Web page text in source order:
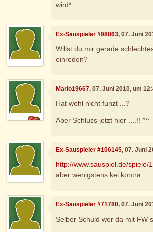
wird*
Ex-Sauspieler #98863, 07. Juni
Willst du mir gerade
einreden?
Mario19667, 07. Juni 2010, um
Hat wohl nicht funzt ...?
Aber Schluss jetzt hier ....!! ^^
Ex-Sauspieler #106145, 07. Juni
http://www.sauspiel.de/spiele/
aber wenigstens kei kontra
Ex-Sauspieler #71780, 07. Juni
Selber Schuld wer da mit FW